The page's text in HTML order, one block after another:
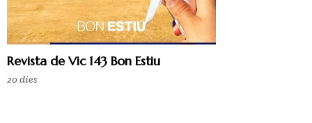
Revista de Vic 143 Bon Estiu
20 dies